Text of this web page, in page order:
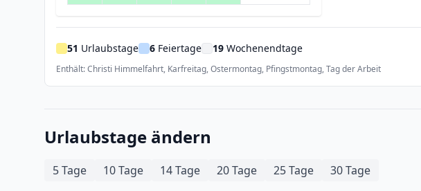
51 Urlaubstage 6 Feiertage 19 Wochenendtage
Enthält: Christi Himmelfahrt, Karfreitag, Ostermontag, Pfingstmontag, Tag der Arbeit
Urlaubstage ändern
5 Tage 10 Tage 14 Tage 20 Tage 25 Tage
30 Tage